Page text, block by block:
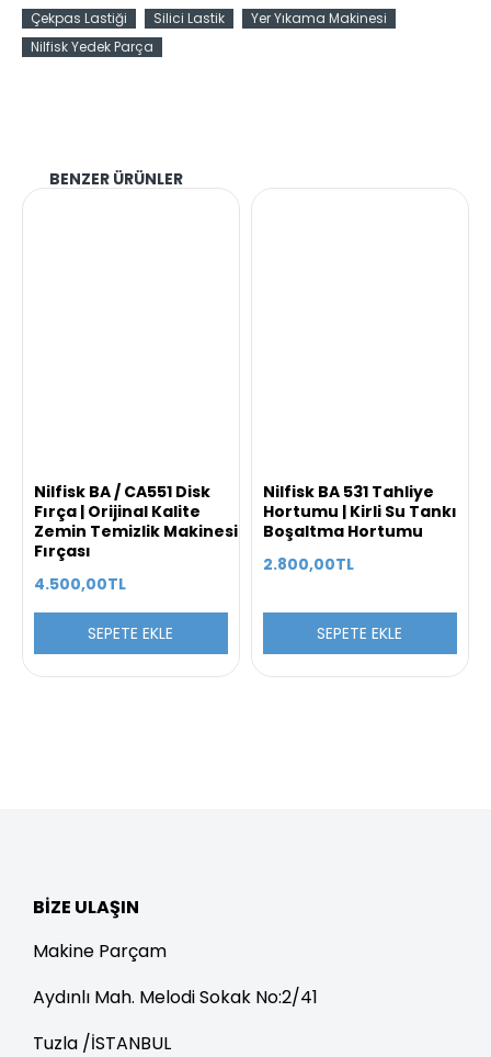
Çekpas Lastiği
Silici Lastik
Yer Yıkama Makinesi
Nilfisk Yedek Parça
BENZER ÜRÜNLER
Nilfisk BA / CA551 Disk
Fırça | Orijinal Kalite
Zemin Temizlik Makinesi
Fırçası
4.500,00TL
SEPETE EKLE
Nilfisk BA 531 Tahliye
Hortumu | Kirli Su Tankı
Boşaltma Hortumu
2.800,00TL
SEPETE EKLE
BIZE ULAŞIN
Makine Parçam
Aydınlı Mah. Melodi Sokak No:2/41
Tuzla /İSTANBUL